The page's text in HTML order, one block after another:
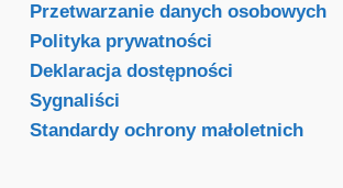
Przetwarzanie danych osobowych
Polityka prywatności
Deklaracja dostępności
Sygnaliści
Standardy ochrony małoletnich